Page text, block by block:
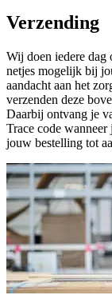
Verzending
Wij doen iedere dag
netjes mogelijk bij
aandacht aan het
verzenden deze
Daarbij ontvang je
Trace code
jouw bestelling tot